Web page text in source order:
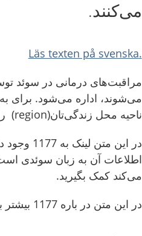
می‌کنند.
.Läs texten på svenska
می‌شوند، اداره می‌شود. برای
ناحیه محل زندگی‌تان(region) را بالای صفحه انتخاب کنید.
‌در این
اطلاعات آن به زبان سوئدی
می‌کند کمک بگیرید.
در این متن در باره 1177 بیشتر بخوانید.